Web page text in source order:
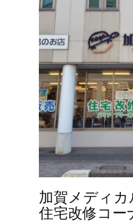
加賀メディカ
住宅改修コー